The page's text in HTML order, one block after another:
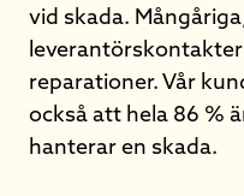
vid skada.
reparationer. Vår
också att hela 86 %
hanterar en skada.